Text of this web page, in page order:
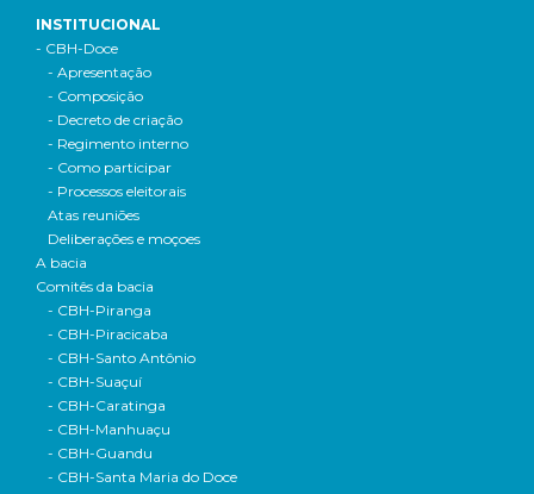
INSTITUCIONAL
- CBH-Doce
- Apresentação
- Composição
- Decreto de criação
- Regimento interno
- Como participar
- Processos eleitorais
Atas reuniões
Deliberações e moçoes
A bacia
Comitês da bacia
- CBH-Piranga
- CBH-Piracicaba
- CBH-Santo Antônio
- CBH-Suaçuí
- CBH-Caratinga
- CBH-Manhuaçu
- CBH-Guandu
- CBH-Santa Maria do Doce